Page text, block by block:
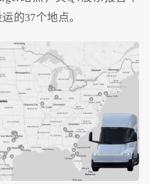
的37个地点。